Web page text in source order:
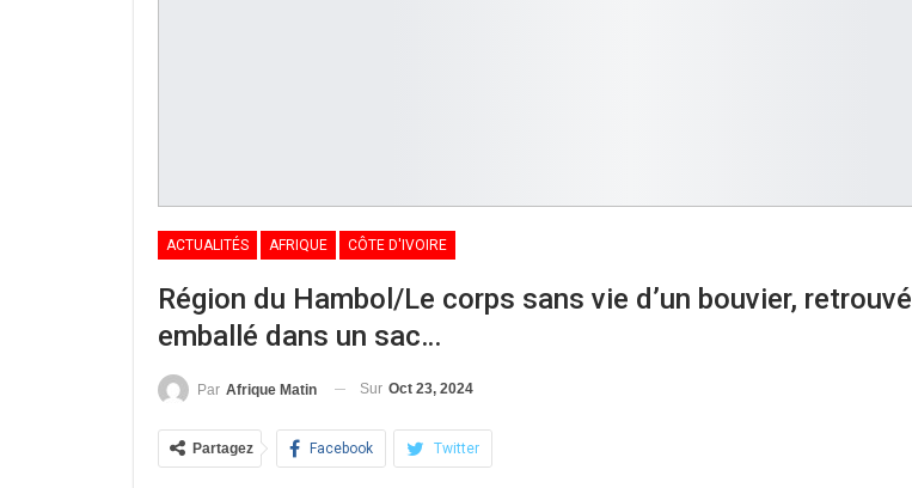
ACTUALITÉS AFRIQUE CÔTE D'IVOIRE
Région du Hambol/Le corps sans vie d’un bouvier, retrouvé
emballé dans un sac…
Par Afrique Matin Sur Oct 23, 2024
Partagez Facebook Twitter